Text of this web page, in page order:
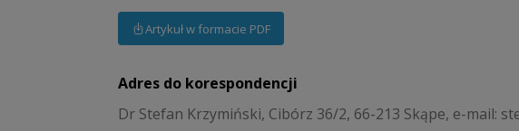
Artykuł w formacie PDF
Adres do korespondencji
Dr Stefan Krzymiński, Cibórz 36/2, 66-213 Skąpe, e-mail: